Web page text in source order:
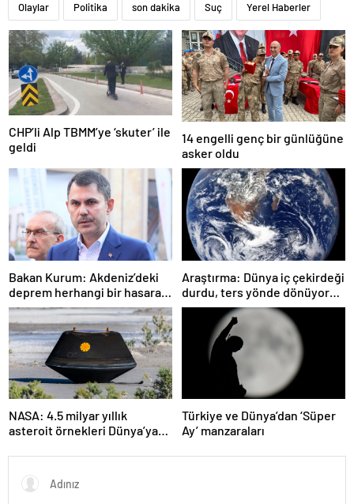
Olaylar Politika son dakika Suç Yerel Haberler
CHP’li Alp TBMM’ye ‘skuter’ ile
geldi
14 engelli genç bir günlüğüne
asker oldu
Bakan Kurum: Akdeniz’deki
deprem herhangi bir hasara
neden olmadı
Araştırma: Dünya iç çekirdeği
durdu, ters yönde dönüyor
olabilir
NASA: 4.5 milyar yıllık
asteroit örnekleri Dünya’ya
başlangıcına ışık tutabilir
Türkiye ve Dünya’dan ‘Süper
Ay’ manzaraları